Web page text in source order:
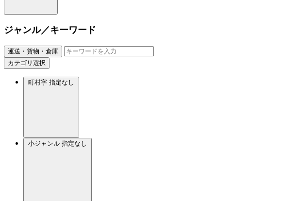
ジャンル／キーワード
運送・貨物・倉庫
カテゴリ選択
町村字 指定なし
小ジャンル 指定なし